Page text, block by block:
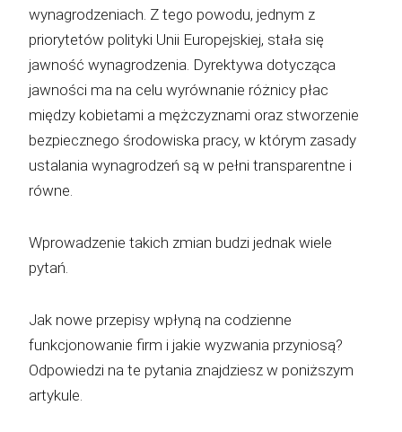
wynagrodzeniach. Z tego powodu, jednym z
priorytetów polityki Unii Europejskiej, stała się
jawność wynagrodzenia. Dyrektywa dotycząca
jawności ma na celu wyrównanie różnicy płac
między kobietami a mężczyznami oraz stworzenie
bezpiecznego środowiska pracy, w którym zasady
ustalania wynagrodzeń są w pełni transparentne i
równe.
Wprowadzenie takich zmian budzi jednak wiele
pytań.
Jak nowe przepisy wpłyną na codzienne
funkcjonowanie firm i jakie wyzwania przyniosą?
Odpowiedzi na te pytania znajdziesz w poniższym
artykule.